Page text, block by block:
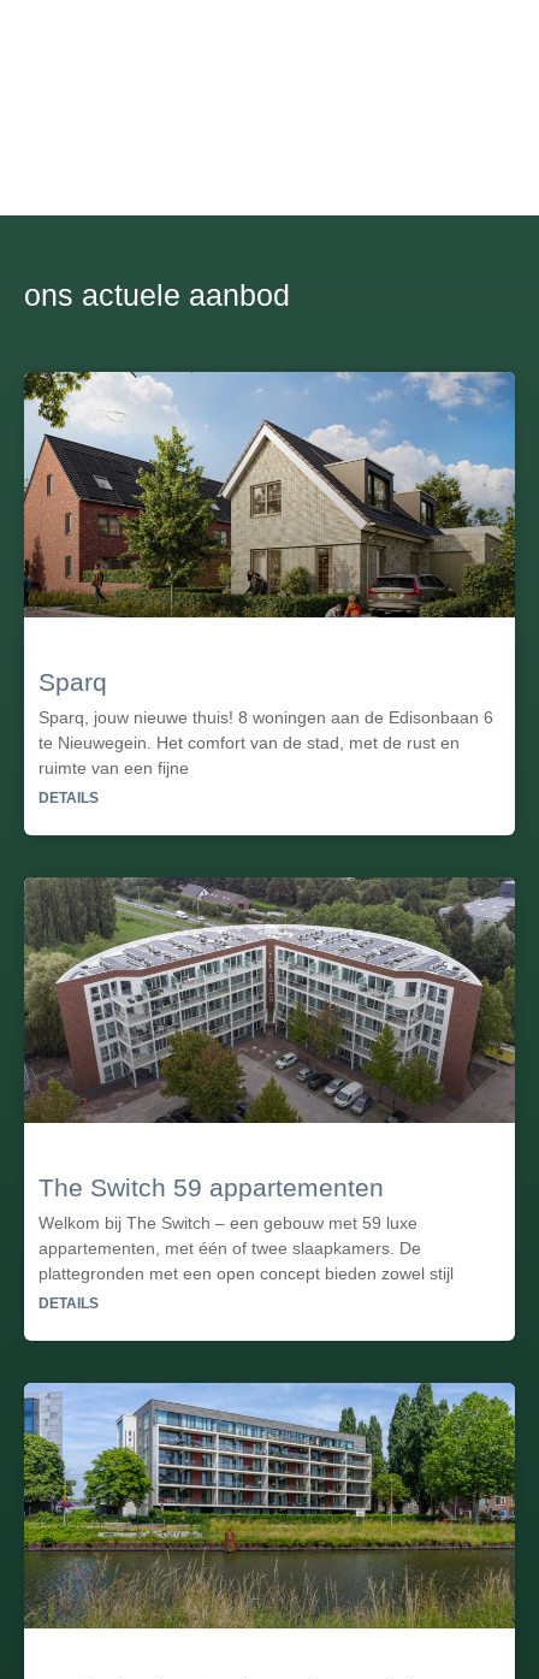
ons actuele aanbod
Sparq
Sparq, jouw nieuwe thuis! 8 woningen aan de Edisonbaan 6
te Nieuwegein. Het comfort van de stad, met de rust en
ruimte van een fijne
DETAILS
The Switch 59 appartementen
Welkom bij The Switch – een gebouw met 59 luxe
appartementen, met één of twee slaapkamers. De
plattegronden met een open concept bieden zowel stijl
DETAILS